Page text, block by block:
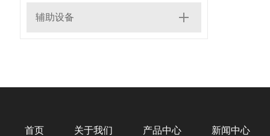
辅助设备
首页 关于我们 产品中心 新闻中心